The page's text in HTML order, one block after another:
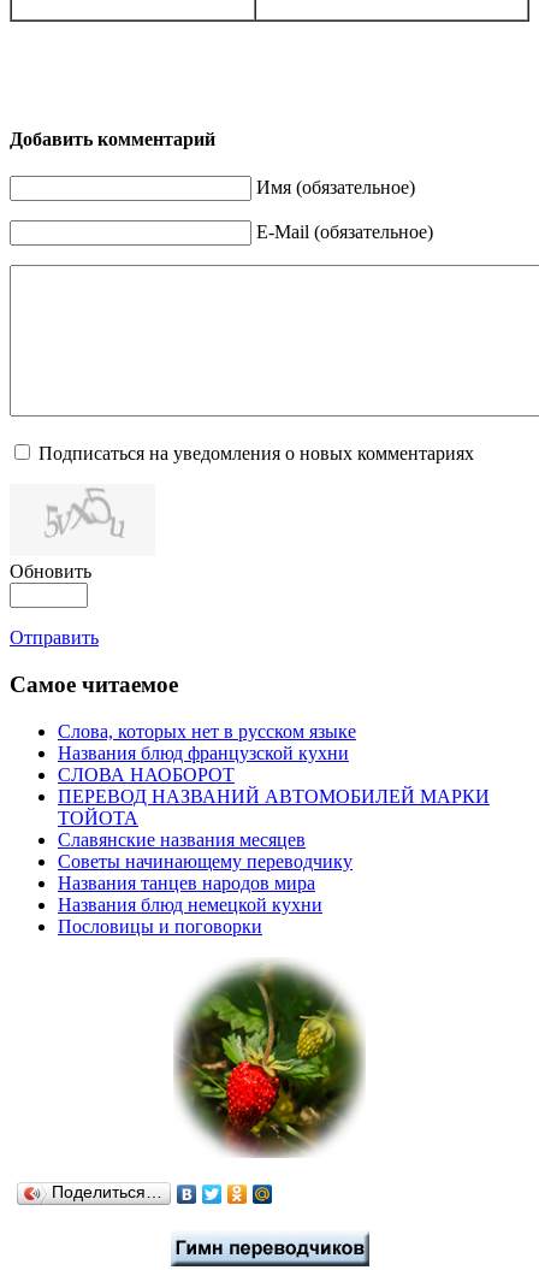
Добавить комментарий
Имя (обязательное)
E-Mail (обязательное)
Подписаться на уведомления о новых комментариях
Обновить
Отправить
Самое читаемое
Слова, которых нет в русском языке
Названия блюд французской кухни
СЛОВА НАОБОРОТ
ПЕРЕВОД НАЗВАНИЙ АВТОМОБИЛЕЙ МАРКИ
ТОЙОТА
Славянские названия месяцев
Советы начинающему переводчику
Названия танцев народов мира
Названия блюд немецкой кухни
Пословицы и поговорки
Поделиться…